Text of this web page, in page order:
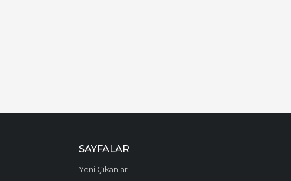
SAYFALAR
Yeni Çıkanlar